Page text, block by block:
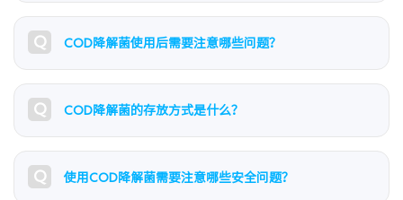
Q COD降解菌使用后需要注意哪些问题？
Q COD降解菌的存放方式是什么？
Q 使用COD降解菌需要注意哪些安全问题？